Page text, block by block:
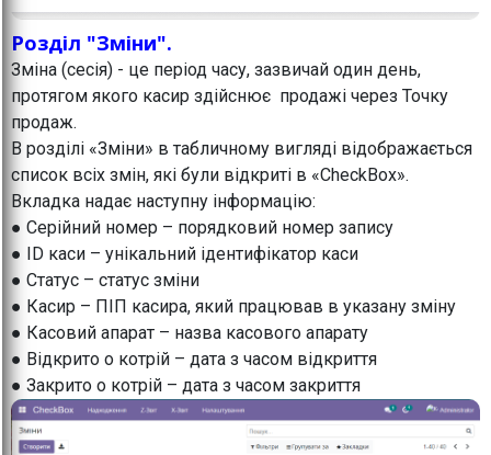
Розділ "Зміни".
Зміна (сесія) - це період часу, зазвичай один день,
протягом якого касир здійснює продажі через Точку
продаж.
В розділі «Зміни» в табличному вигляді відображається
список всіх змін, які були відкриті в «CheckBox».
Вкладка надає наступну інформацію:
● Серійний номер – порядковий номер запису
● ID каси – унікальний ідентифікатор каси
● Статус – статус зміни
● Касир – ПІП касира, який працював в указану зміну
● Касовий апарат – назва касового апарату
● Відкрито о котрій – дата з часом відкриття
● Закрито о котрій – дата з часом закриття